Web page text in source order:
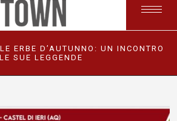
ERBE D’AUTUNNO: UN INCONTRO
SUE LEGGENDE